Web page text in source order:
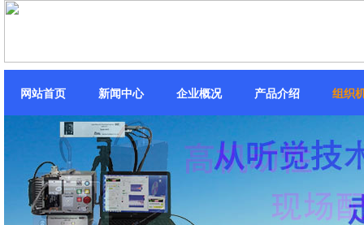
网站首页 新闻中心 企业概况 产品介绍 组织